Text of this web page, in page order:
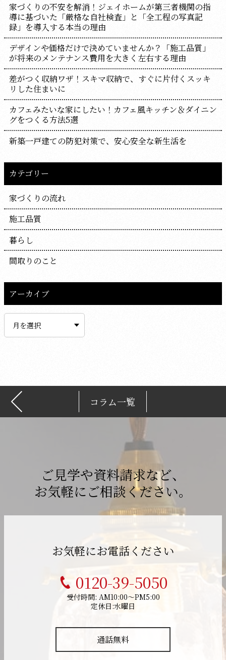
家づくりの不安を解消！ジェイホームが第三者機関の指
導に基づいた「厳格な自社検査」と「全工程の写真記
録」を導入する本当の理由
デザインや価格だけで決めていませんか？「施工品質」
が将来のメンテナンス費用を大きく左右する理由
差がつく収納ワザ！スキマ収納で、すぐに片付くスッキ
リした住まいに
カフェみたいな家にしたい！カフェ風キッチン＆ダイニン
グをつくる方法5選
新築一戸建ての防犯対策で、安心安全な新生活を
カテゴリー
家づくりの流れ
施工品質
暮らし
間取りのこと
アーカイブ
イ
コラム一覧
ご見学や資料請求など、
お気軽にご相談ください。
お気軽にお電話ください
0120-39-5050
受付時間: AM10:00～PM5:00
定休日:水曜日
通話無料